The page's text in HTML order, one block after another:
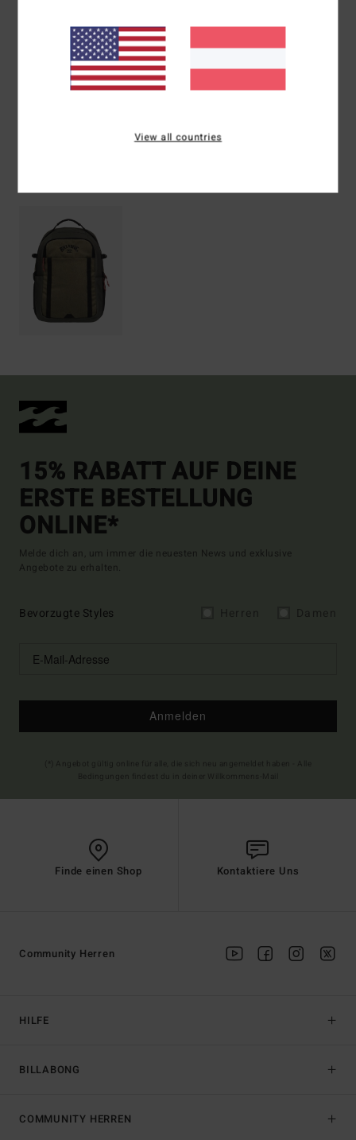
Zusammensetzung[Hauptstoff] 100 % recyceltes
15% RABATT AUF DEINE
ERSTE BESTELLUNG
ONLINE*
Melde dich an, um immer die neuesten News und exklusive
Angebote zu erhalten.
Bevorzugte Styles
Anmelden
Finde einen Shop Kontaktiere Uns
HILFE
BILLABONG
Community Herren
COMMUNITY HERREN
View all countries